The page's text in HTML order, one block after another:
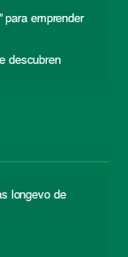
para emprender
descubren
longevo de